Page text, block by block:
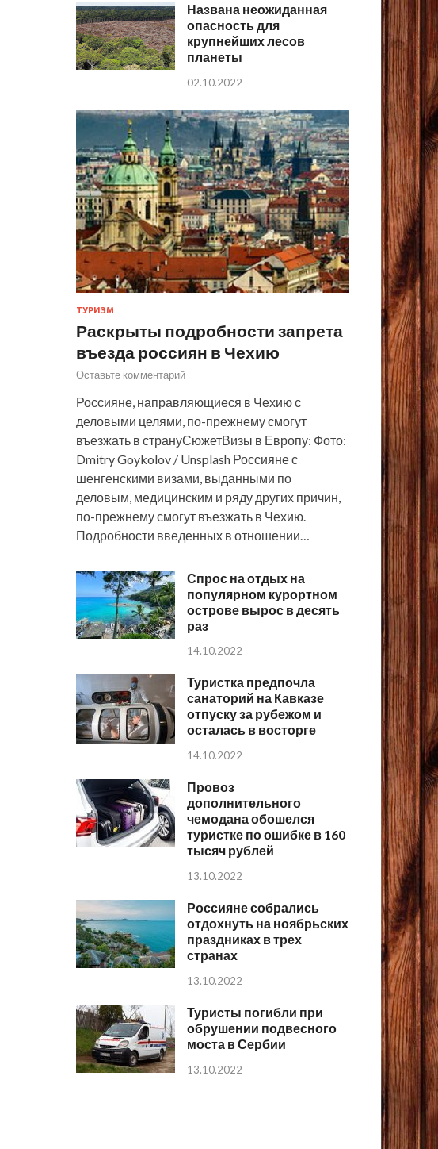
Названа неожиданная
опасность для
крупнейших лесов
планеты
02.10.2022
ТУРИЗМ
Раскрыты подробности запрета
въезда россиян в Чехию
Оставьте комментарий
Россияне, направляющиеся в Чехию с
деловыми целями, по-прежнему смогут
въезжать в странуСюжетВизы в Европу: Фото:
Dmitry Goykolov / Unsplash Россияне с
шенгенскими визами, выданными по
деловым, медицинским и ряду других причин,
по-прежнему смогут въезжать в Чехию.
Подробности введенных в отношении…
Спрос на отдых на
популярном курортном
острове вырос в десять
раз
14.10.2022
Туристка предпочла
санаторий на Кавказе
отпуску за рубежом и
осталась в восторге
14.10.2022
Провоз
дополнительного
чемодана обошелся
туристке по ошибке в 160
тысяч рублей
13.10.2022
Россияне собрались
отдохнуть на ноябрьских
праздниках в трех
странах
13.10.2022
Туристы погибли при
обрушении подвесного
моста в Сербии
13.10.2022